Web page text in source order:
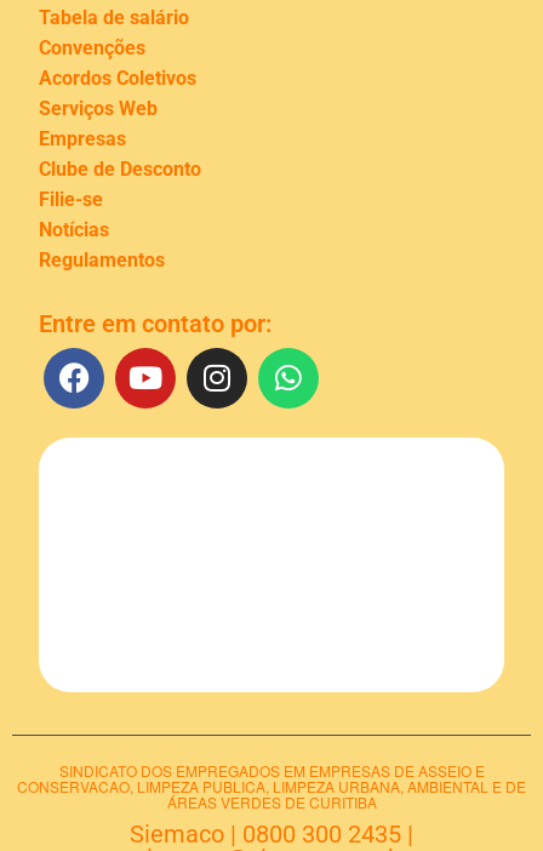
Tabela de salário
Convenções
Acordos Coletivos
Serviços Web
Empresas
Clube de Desconto
Filie-se
Notícias
Regulamentos
Entre em contato por:
SINDICATO DOS EMPREGADOS EM EMPRESAS DE ASSEIO E
CONSERVACAO, LIMPEZA PUBLICA, LIMPEZA URBANA, AMBIENTAL E DE
ÁREAS VERDES DE CURITIBA
Siemaco | 0800 300 2435 |